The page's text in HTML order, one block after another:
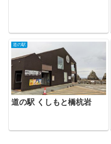
道の駅
道の駅 くしもと橋杭岩